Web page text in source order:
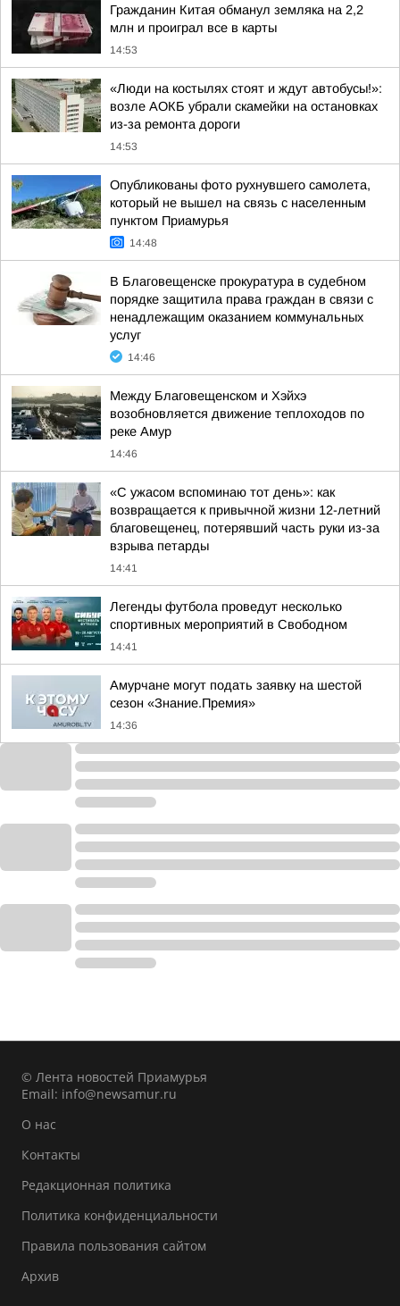
Гражданин Китая обманул земляка на 2,2
млн и проиграл все в карты
14:53
«Люди на костылях стоят и ждут автобусы!»:
возле АОКБ убрали скамейки на остановках
из-за ремонта дороги
14:53
Опубликованы фото рухнувшего самолета,
который не вышел на связь с населенным
пунктом Приамурья
14:48
В Благовещенске прокуратура в судебном
порядке защитила права граждан в связи с
ненадлежащим оказанием коммунальных
услуг
14:46
Между Благовещенском и Хэйхэ
возобновляется движение теплоходов по
реке Амур
14:46
«С ужасом вспоминаю тот день»: как
возвращается к привычной жизни 12-летний
благовещенец, потерявший часть руки из-за
взрыва петарды
14:41
Легенды футбола проведут несколько
спортивных мероприятий в Свободном
14:41
Амурчане могут подать заявку на шестой
сезон «Знание.Премия»
14:36
© Лента новостей Приамурья
Email: info@newsamur.ru
О нас
Контакты
Редакционная политика
Политика конфиденциальности
Правила пользования сайтом
Архив